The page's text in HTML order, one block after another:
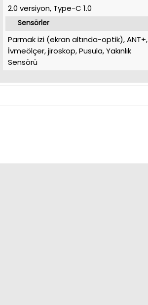
2.0 versiyon, Type-C 1.0
Sensörler
Parmak izi (ekran altında-optik), ANT+,
İvmeölçer, jiroskop, Pusula, Yakınlık
Sensörü